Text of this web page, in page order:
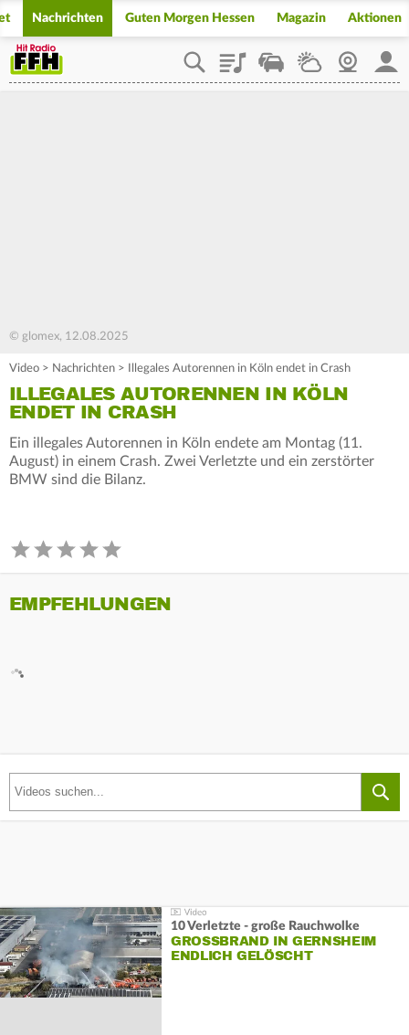
Nachrichten Guten Morgen Hessen Magazin Aktionen
PlaylistStaupilotWetterWebcam
© glomex, 12.08.2025
Video > Nachrichten > Illegales Autorennen in Köln endet in Crash
ILLEGALES AUTORENNEN IN KÖLN
ENDET IN CRASH
Ein illegales Autorennen in Köln endete am Montag (11.
August) in einem Crash. Zwei Verletzte und ein zerstörter
BMW sind die Bilanz.
EMPFEHLUNGEN
10 Verletzte - große Rauchwolke
GROSSBRAND IN GERNSHEIM E
NDLICH GELÖSCHT